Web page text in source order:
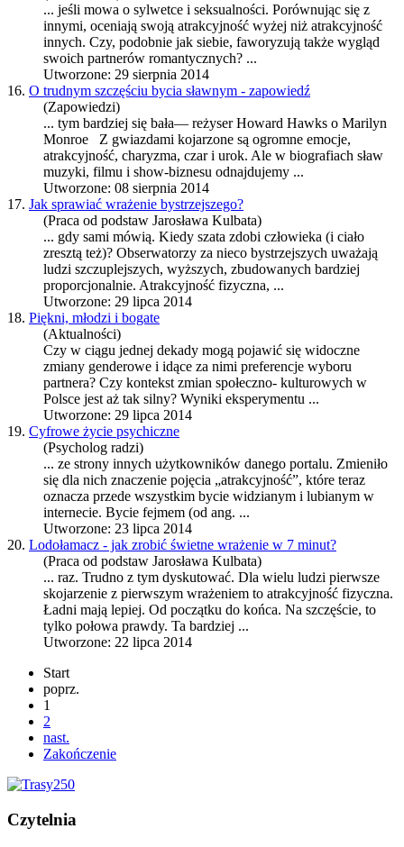
... jeśli mowa o sylwetce i seksualności. Porównując się z
innymi, oceniają swoją atrakcyjność wyżej niż atrakcyjność
innych. Czy, podobnie jak siebie, faworyzują także wygląd
swoich partnerów romantycznych? ...
Utworzone: 29 sierpnia 2014
16. O trudnym szczęściu bycia sławnym - zapowiedź
(Zapowiedzi)
... tym bardziej się bała— reżyser Howard Hawks o Marilyn
Monroe Z gwiazdami kojarzone są ogromne emocje,
atrakcyjność, charyzma, czar i urok. Ale w biografiach sław
muzyki, filmu i show-biznesu odnajdujemy ...
Utworzone: 08 sierpnia 2014
17. Jak sprawiać wrażenie bystrzejszego?
(Praca od podstaw Jarosława Kulbata)
... gdy sami mówią. Kiedy szata zdobi człowieka (i ciało
zresztą też)? Obserwatorzy za nieco bystrzejszych uważają
ludzi szczuplejszych, wyższych, zbudowanych bardziej
proporcjonalnie. Atrakcyjność fizyczna, ...
Utworzone: 29 lipca 2014
18. Piękni, młodzi i bogate
(Aktualności)
Czy w ciągu jednej dekady mogą pojawić się widoczne
zmiany genderowe i idące za nimi preferencje wyboru
partnera? Czy kontekst zmian społeczno- kulturowych w
Polsce jest aż tak silny? Wyniki eksperymentu ...
Utworzone: 29 lipca 2014
19. Cyfrowe życie psychiczne
(Psycholog radzi)
... ze strony innych użytkowników danego portalu. Zmieniło
się dla nich znaczenie pojęcia „atrakcyjność”, które teraz
oznacza przede wszystkim bycie widzianym i lubianym w
internecie. Bycie fejmem (od ang. ...
Utworzone: 23 lipca 2014
20. Lodołamacz - jak zrobić świetne wrażenie w 7 minut?
(Praca od podstaw Jarosława Kulbata)
... raz. Trudno z tym dyskutować. Dla wielu ludzi pierwsze
skojarzenie z pierwszym wrażeniem to atrakcyjność fizyczna.
Ładni mają lepiej. Od początku do końca. Na szczęście, to
tylko połowa prawdy. Ta bardziej ...
Utworzone: 22 lipca 2014
Start
poprz.
1
2
nast.
Zakończenie
Czytelnia